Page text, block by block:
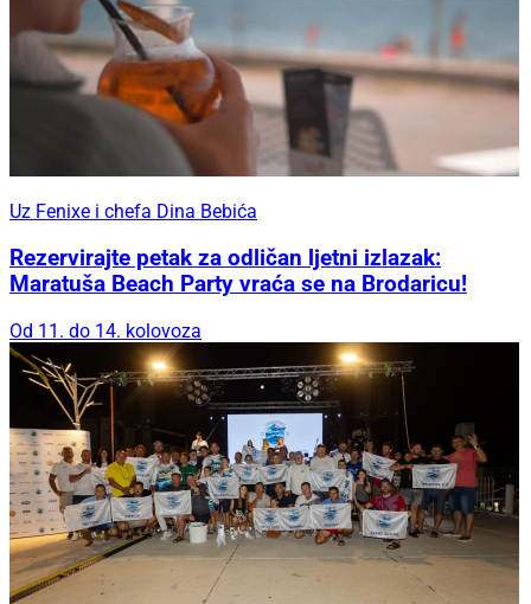
Uz Fenixe i chefa Dina Bebića
Rezervirajte petak za odličan ljetni izlazak:
Maratuša Beach Party vraća se na Brodaricu!
Od 11. do 14. kolovoza